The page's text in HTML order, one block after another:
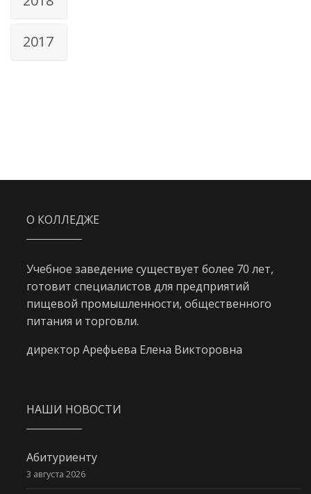
2017
О КОЛЛЕДЖЕ
Учебное заведение существует более 70 лет,
готовит специалистов для предприятий
пищевой промышленности, общественного
питания и торговли.
директор Арефьева Елена Викторовна
НАШИ НОВОСТИ
Абитуриенту
3 августа 2026